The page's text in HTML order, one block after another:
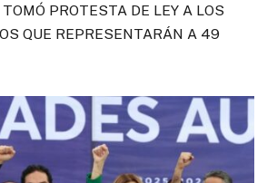
PROTESTA DE LEY A LOS
QUE REPRESENTARÁN A 49